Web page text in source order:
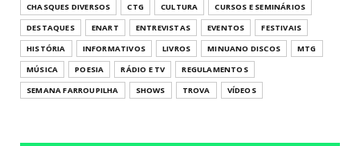
CHASQUES DIVERSOS
CTG CULTURA
CURSOS E SEMINÁRIOS
DESTAQUES
ENART ENTREVISTAS EVENTOS
FESTIVAIS
HISTÓRIA
INFORMATIVOS LIVROS MINUANO DISCOS
MTG
MÚSICA
POESIA RÁDIO E TV
REGULAMENTOS
SEMANA FARROUPILHA
SHOWS TROVA VÍDEOS